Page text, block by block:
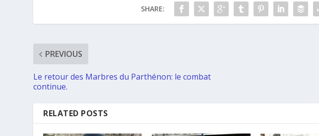
SHARE:
PREVIOUS
Le retour des Marbres du Parthénon: le combat
continue.
RELATED POSTS